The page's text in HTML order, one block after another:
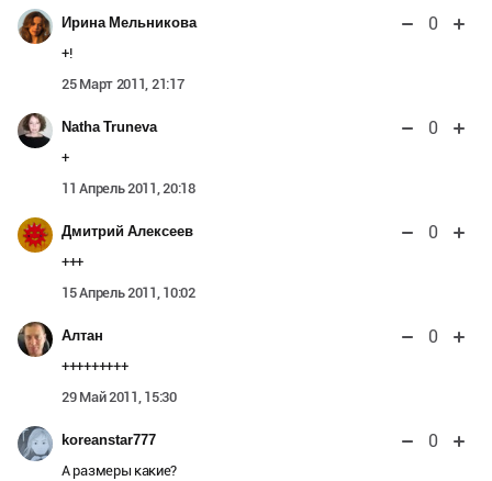
Ирина Мельникова 0
+!
25 Март 2011, 21:17
Natha Truneva 0
+
11 Апрель 2011, 20:18
Дмитрий Алексеев 0
+++
15 Апрель 2011, 10:02
Алтан 0
+++++++++
29 Май 2011, 15:30
koreanstar777 0
А размеры какие?